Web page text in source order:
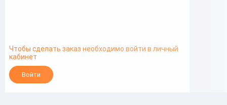
Чтобы сделать заказ необходимо войти в личный
кабинет
Войти